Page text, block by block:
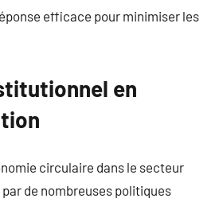
efficace pour minimiser les
en
circulaire dans le secteur
de nombreuses politiques